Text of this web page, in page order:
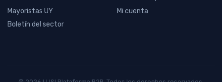
Mayoristas UY
Boletín del sector
Mi cuenta